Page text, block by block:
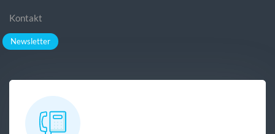
Kontakt
Newsletter